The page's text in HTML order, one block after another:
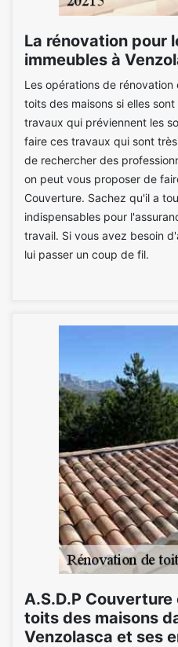
La rénovation pour
immeubles à
Les opérations de
toits des maisons si elles
travaux qui préviennent les
faire ces travaux qui sont
de rechercher des
on peut vous proposer de
Couverture. Sachez qu'il a
indispensables pour
travail. Si vous avez besoin
lui passer un coup de fil.
A.S.D.P
toits des maisons
Venzolasca et ses